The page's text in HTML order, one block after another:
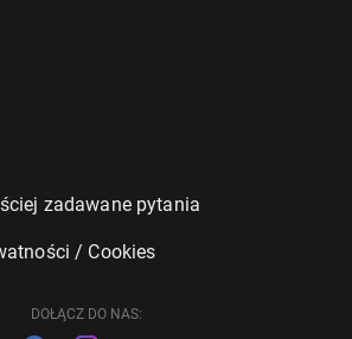
zadawane pytania
/ Cookies
DOŁĄCZ DO NAS: